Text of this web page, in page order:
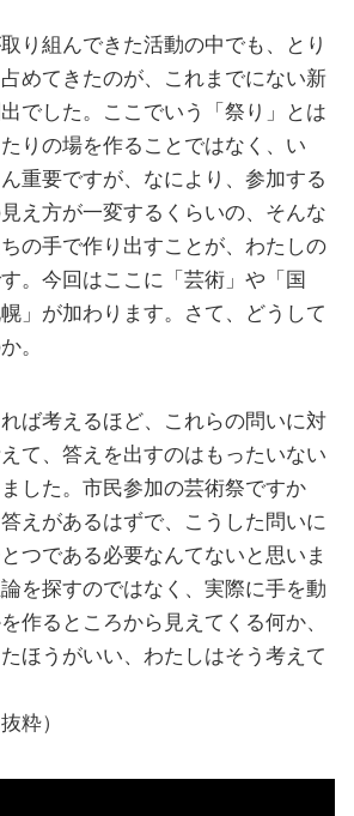
り組んできた活動の中でも、とり
めてきたのが、これまでにない新
でした。ここでいう「祭り」とは
りの場を作ることではなく、い
重要ですが、なにより、参加する
え方が一変するくらいの、そんな
の手で作り出すことが、わたしの
。今回はここに「芸術」や「国
」が加わります。さて、どうして
。
ば考えるほど、これらの問いに対
て、答えを出すのはもったいない
した。市民参加の芸術祭ですか
えがあるはずで、こうした問いに
つである必要なんてないと思いま
を探すのではなく、実際に手を動
作るところから見えてくる何か、
ほうがいい、わたしはそう考えて
粋）